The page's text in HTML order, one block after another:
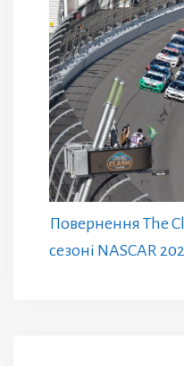
Повернення The
сезоні NASCAR